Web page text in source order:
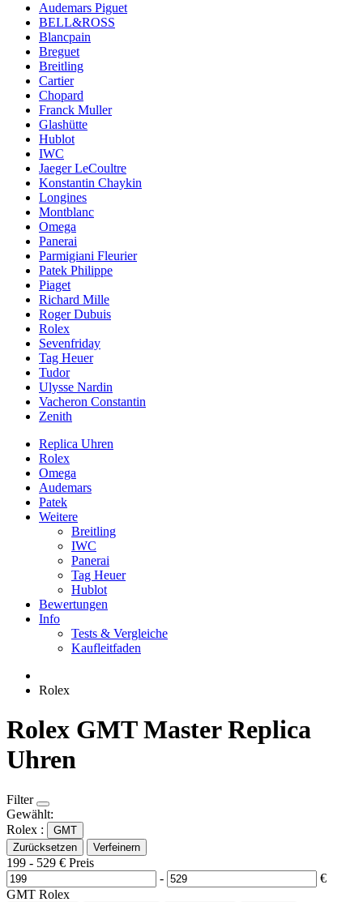
Audemars Piguet
BELL&ROSS
Blancpain
Breguet
Breitling
Cartier
Chopard
Franck Muller
Glashütte
Hublot
IWC
Jaeger LeCoultre
Konstantin Chaykin
Longines
Montblanc
Omega
Panerai
Parmigiani Fleurier
Patek Philippe
Piaget
Richard Mille
Roger Dubuis
Rolex
Sevenfriday
Tag Heuer
Tudor
Ulysse Nardin
Vacheron Constantin
Zenith
Replica Uhren
Rolex
Omega
Audemars
Patek
Weitere
Breitling
IWC
Panerai
Tag Heuer
Hublot
Bewertungen
Info
Tests & Vergleiche
Kaufleitfaden
Rolex
Rolex GMT Master Replica
Uhren
Filter
Gewählt:
Rolex :
GMT
Zurücksetzen
Verfeinern
199 - 529 € Preis
-
€
GMT Rolex